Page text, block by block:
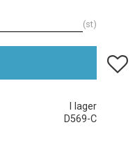
st
Lägg
I lager
D569-C